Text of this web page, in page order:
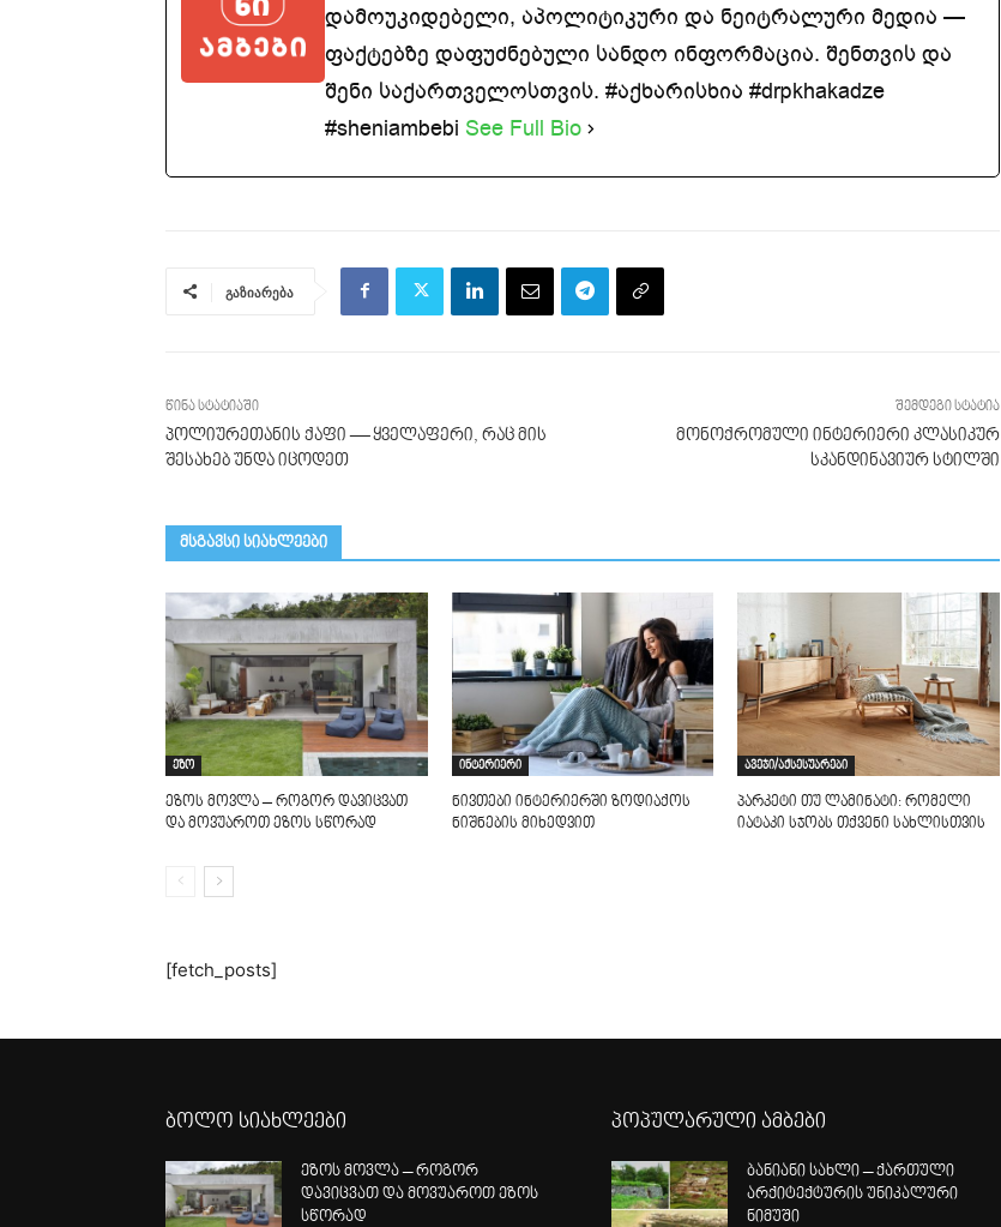
დამოუკიდებელი, აპოლიტიკური და ნეიტრალური მედია —
ფაქტებზე დაფუძნებული სანდო ინფორმაცია. შენთვის და
შენი საქართველოსთვის. #აქხარისხია #drpkhakadze
#sheniambebi See Full Bio
გაზიარება
წინა სტატიაში
პოლიურეთანის ქაფი — ყველაფერი, რაც მის
შესახებ უნდა იცოდეთ
შემდეგი სტატია
მონოქრომული ინტერიერი კლასიკურ
სკანდინავიურ სტილში
მსგავსი სიახლეები
ეზო
ეზოს მოვლა – როგორ დავიცვათ
და მოვუაროთ ეზოს სწორად
ინტერიერი
ნივთები ინტერიერში ზოდიაქოს
ნიშნების მიხედვით
ავეჯი/აქსესუარები
პარკეტი თუ ლამინატი: რომელი
იატაკი სჯობს თქვენი სახლისთვის
[fetch_posts]
ბოლო სიახლეები
ეზოს მოვლა – როგორ
დავიცვათ და მოვუაროთ ეზოს
სწორად
პოპულარული ამბები
ბანიანი სახლი – ქართული
არქიტექტურის უნიკალური
ნიმუში